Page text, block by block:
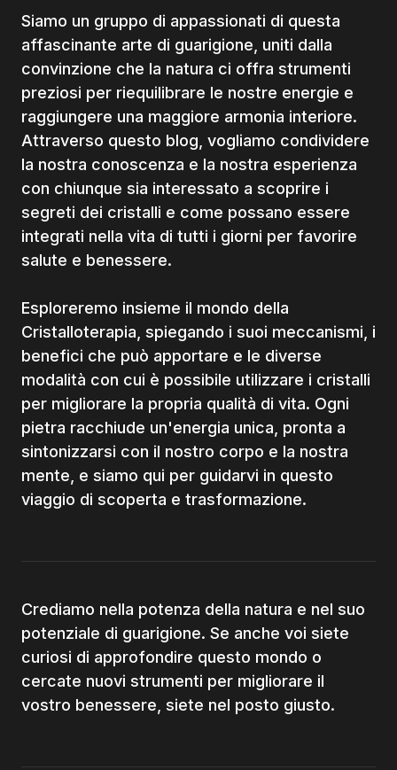
Siamo un gruppo di appassionati di questa
affascinante arte di guarigione, uniti dalla
convinzione che la natura ci offra strumenti
preziosi per riequilibrare le nostre energie e
raggiungere una maggiore armonia interiore.
Attraverso questo blog, vogliamo condividere
la nostra conoscenza e la nostra esperienza
con chiunque sia interessato a scoprire i
segreti dei cristalli e come possano essere
integrati nella vita di tutti i giorni per favorire
salute e benessere.
Esploreremo insieme il mondo della
Cristalloterapia, spiegando i suoi meccanismi, i
benefici che può apportare e le diverse
modalità con cui è possibile utilizzare i cristalli
per migliorare la propria qualità di vita. Ogni
pietra racchiude un'energia unica, pronta a
sintonizzarsi con il nostro corpo e la nostra
mente, e siamo qui per guidarvi in questo
viaggio di scoperta e trasformazione.
Crediamo nella potenza della natura e nel suo
potenziale di guarigione. Se anche voi siete
curiosi di approfondire questo mondo o
cercate nuovi strumenti per migliorare il
vostro benessere, siete nel posto giusto.